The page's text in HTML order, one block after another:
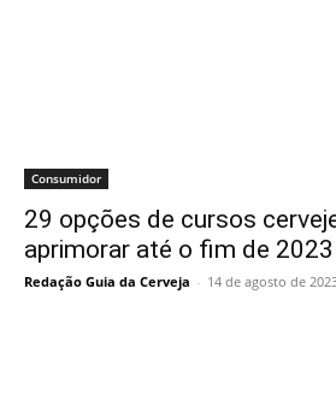
Consumidor
29 opções de cursos
aprimorar até o fim de 2023
Redação Guia da Cerveja - 14 de agosto de